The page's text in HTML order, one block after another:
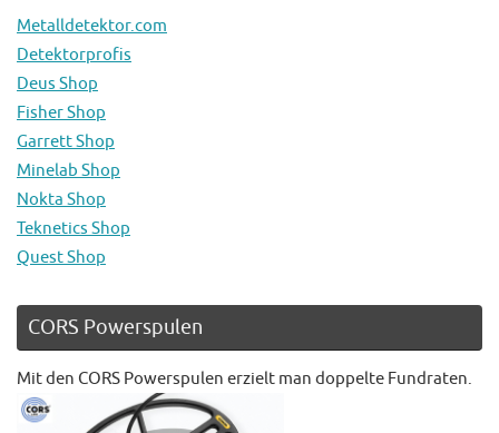
Metalldetektor.com
Detektorprofis
Deus Shop
Fisher Shop
Garrett Shop
Minelab Shop
Nokta Shop
Teknetics Shop
Quest Shop
CORS Powerspulen
Mit den CORS Powerspulen erzielt man doppelte Fundraten.